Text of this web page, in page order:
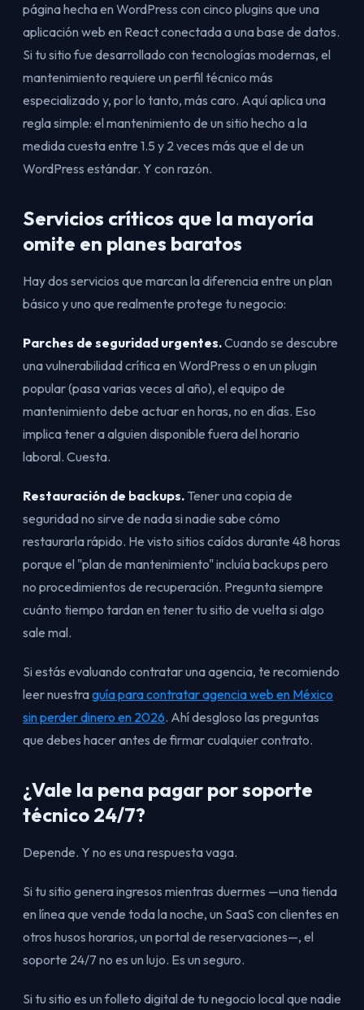
página hecha en WordPress con cinco plugins que una
aplicación web en React conectada a una base de datos.
Si tu sitio fue desarrollado con tecnologías modernas, el
mantenimiento requiere un perfil técnico más
especializado y, por lo tanto, más caro. Aquí aplica una
regla simple: el mantenimiento de un sitio hecho a la
medida cuesta entre 1.5 y 2 veces más que el de un
WordPress estándar. Y con razón.
Servicios críticos que la mayoría
omite en planes baratos
Hay dos servicios que marcan la diferencia entre un plan
básico y uno que realmente protege tu negocio:
Parches de seguridad urgentes.Cuando se descubre
una vulnerabilidad crítica en WordPress o en un plugin
popular (pasa varias veces al año), el equipo de
mantenimiento debe actuar en horas, no en días. Eso
implica tener a alguien disponible fuera del horario
laboral. Cuesta.
Restauración de backups. Tener una copia de
seguridad no sirve de nada si nadie sabe cómo
restaurarla rápido. He visto sitios caídos durante 48 horas
porque el "plan de mantenimiento" incluía backups pero
no procedimientos de recuperación. Pregunta siempre
cuánto tiempo tardan en tener tu sitio de vuelta si algo
sale mal.
Si estás evaluando contratar una agencia, te recomiendo
leer nuestraguía para contratar agencia web en México
sin perder dinero en 2026. Ahí desgloso las preguntas
que debes hacer antes de firmar cualquier contrato.
¿Vale la pena pagar por soporte
técnico 24/7?
Depende. Y no es una respuesta vaga.
Si tu sitio genera ingresos mientras duermes —una tienda
en línea que vende toda la noche, un SaaS con clientes en
otros husos horarios, un portal de reservaciones—, el
soporte 24/7 no es un lujo. Es un seguro.
Si tu sitio es un folleto digital de tu negocio local que nadie